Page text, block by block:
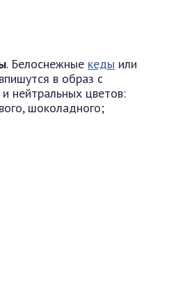
. Белоснежные кеды или
в образ с
нейтральных цветов:
шоколадного;